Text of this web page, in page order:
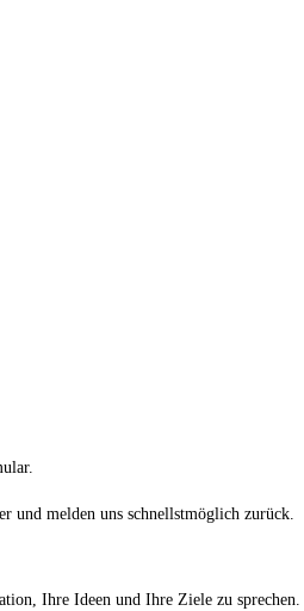
und melden uns schnellstmöglich zurück.
Ihre Ideen und Ihre Ziele zu sprechen.